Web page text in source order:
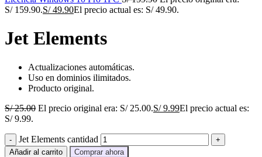
S/ 159.90.S/49.90El precio actual es: S/ 49.90.
Jet Elements
Actualizaciones automáticas.
Uso en dominios ilimitados.
Producto original.
S/25.00 El precio original era: S/ 25.00.S/9.99El precio actual es:
S/ 9.99.
Jet Elements cantidad
Añadir al carrito Comprar ahora